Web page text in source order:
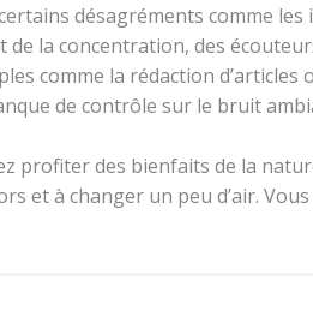
désagréments comme les
de la concentration, des
comme la rédaction d’articles
de contrôle sur le bruit
profiter des bienfaits de la
et à changer un peu d’air. Vous